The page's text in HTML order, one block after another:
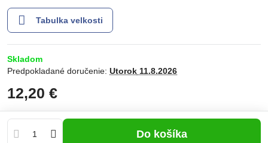
Tabulka velkosti
Skladom
Predpokladané doručenie: Utorok 11.8.2026
12,20 €
Do košíka